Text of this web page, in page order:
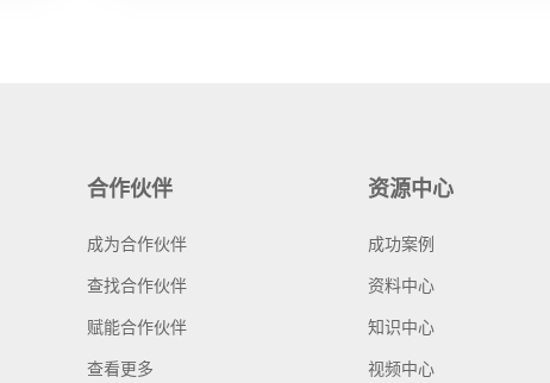
合作伙伴
成为合作伙伴
查找合作伙伴
赋能合作伙伴
查看更多
资源中心
成功案例
资料中心
知识中心
视频中心